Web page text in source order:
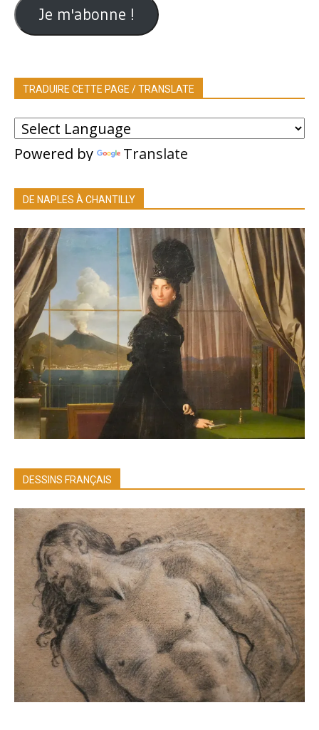
Je m'abonne !
TRADUIRE CETTE PAGE / TRANSLATE
Powered by Translate
DE NAPLES À CHANTILLY
DESSINS FRANÇAIS